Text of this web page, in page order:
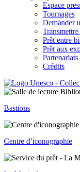
Espace
Tournages
Demander
Prêt entre
Prêt aux
Partenariats
Crédits
Bastions
Centre d’iconographie